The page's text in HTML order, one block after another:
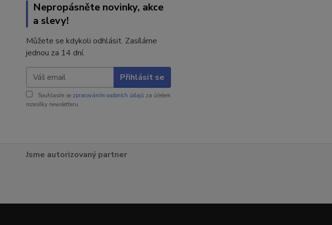
Nepropásněte novinky, akce
a slevy!
Můžete se kdykoli odhlásit. Zasíláme
jednou za 14 dní.
Přihlásit se
Souhlasím se zpracováním osobních údajů za účelem
rozesílky newsletteru.
Jsme autorizovaný partner